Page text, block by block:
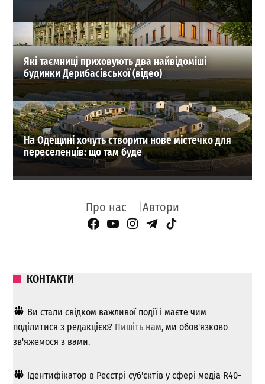
Які таємниці приховують два найвідоміші
будинки Дерибасівської (відео)
На Одещині хочуть створити нове містечко для
переселенців: що там буде
Про нас Автори
Facebook Page
YouTube
Instagram
Telegram
TikTok
КОНТАКТИ
Ви стали свідком важливої ​​події і маєте чим
поділитися з редакцією? Пишіть нам, ми обов'язково
зв'яжемося з вами.
Ідентифікатор в Реєстрі суб'єктів у сфері медіа R40-